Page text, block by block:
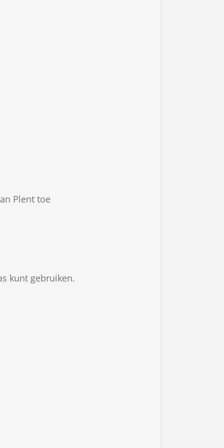
Plent toe
kunt gebruiken.